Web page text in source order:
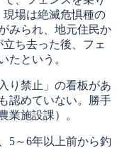
場は絶滅危惧種の
みられ、地元住民か
ち去った後、フェ
たという。
り禁止」の看板があ
認めていない。勝手
業施設課）。
5～6年以上前から釣